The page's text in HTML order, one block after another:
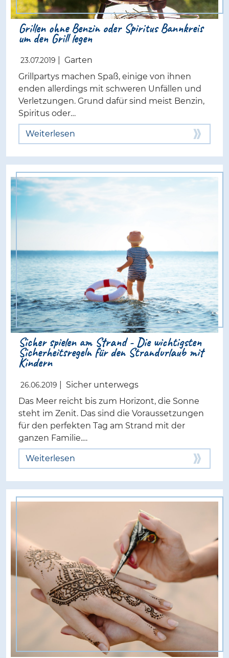
Grillen ohne Benzin oder Spiritus Bannkreis
um den Grill legen
23.07.2019
Garten
Grillpartys machen Spaß, einige von ihnen
enden allerdings mit schweren Unfällen und
Verletzungen. Grund dafür sind meist Benzin,
Spiritus oder…
Weiterlesen
Sicher spielen am Strand - Die wichtigsten
Sicherheitsregeln für den Strandurlaub mit
Kindern
26.06.2019
Sicher unterwegs
Das Meer reicht bis zum Horizont, die Sonne
steht im Zenit. Das sind die Voraussetzungen
für den perfekten Tag am Strand mit der
ganzen Familie.…
Weiterlesen